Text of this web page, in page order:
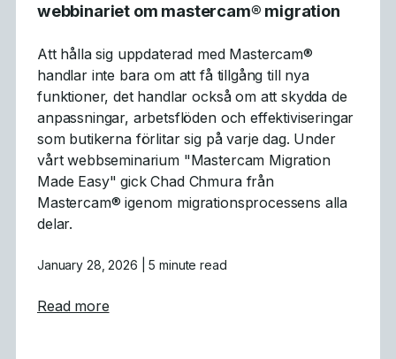
webbinariet om mastercam® migration
Att hålla sig uppdaterad med Mastercam®
handlar inte bara om att få tillgång till nya
funktioner, det handlar också om att skydda de
anpassningar, arbetsflöden och effektiviseringar
som butikerna förlitar sig på varje dag. Under
vårt webbseminarium "Mastercam Migration
Made Easy" gick Chad Chmura från
Mastercam® igenom migrationsprocessens alla
delar.
January 28, 2026 | 5 minute read
Read moreabout Vad vi lärde oss: Sammanfattning